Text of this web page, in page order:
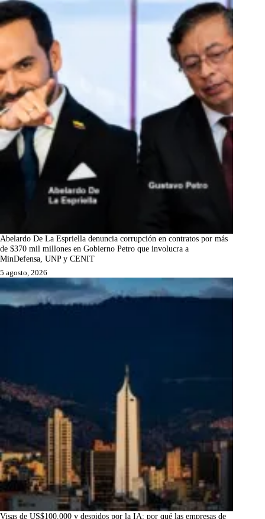
Abelardo De La Espriella denuncia corrupción en contratos por más
de $370 mil millones en Gobierno Petro que involucra a
MinDefensa, UNP y CENIT
5 agosto, 2026
Visas de US$100.000 y despidos por la IA: por qué las empresas de